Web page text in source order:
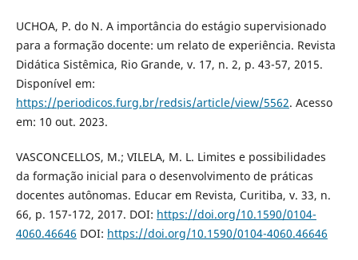
UCHOA, P. do N. A importância do estágio supervisionado
para a formação docente: um relato de experiência. Revista
Didática Sistêmica, Rio Grande, v. 17, n. 2, p. 43-57, 2015.
Disponível em:
https://periodicos.furg.br/redsis/article/view/5562. Acesso
em: 10 out. 2023.
VASCONCELLOS, M.; VILELA, M. L. Limites e possibilidades
da formação inicial para o desenvolvimento de práticas
docentes autônomas. Educar em Revista, Curitiba, v. 33, n.
66, p. 157-172, 2017. DOI: https://doi.org/10.1590/0104-
4060.46646 DOI: https://doi.org/10.1590/0104-4060.46646